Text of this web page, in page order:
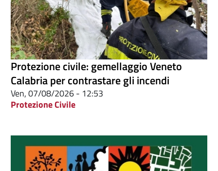
Protezione civile: gemellaggio Veneto
Calabria per contrastare gli incendi
Ven, 07/08/2026 - 12:53
Protezione Civile